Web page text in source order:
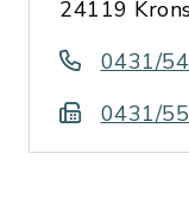
24119
0431/
0431/